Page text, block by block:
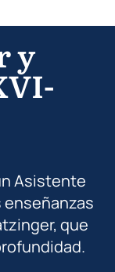
y
Asistente
que